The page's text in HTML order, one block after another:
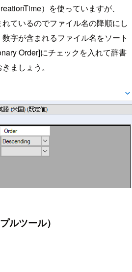
）を使っていますが、
ているのでファイル名の降順にし
字が含まれるファイル名をソート
Order]にチェックを入れて辞書
ましょう。
ルツール）